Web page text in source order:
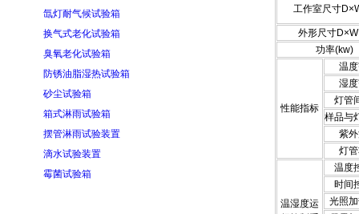
氙灯耐气候试验箱
换气式老化试验箱
臭氧老化试验箱
防锈油脂湿热试验箱
砂尘试验箱
箱式淋雨试验箱
摆管淋雨试验装置
滴水试验装置
霉菌试验箱
工作室尺寸
外形尺寸
功率(kw)
性能指标
温
湿
灯管
样品与
紫
灯
温湿度运
温度
时间
光照